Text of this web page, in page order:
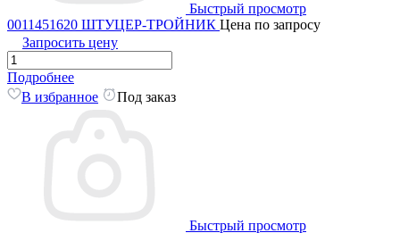
Быстрый просмотр
0011451620 ШТУЦЕР-ТРОЙНИК Цена по запросу
Запросить цену
Подробнее
В избранное
Под заказ
Быстрый просмотр